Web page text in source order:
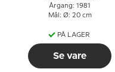
Årgang: 1981
Mål: Ø: 20 cm
PÅ LAGER
Se vare